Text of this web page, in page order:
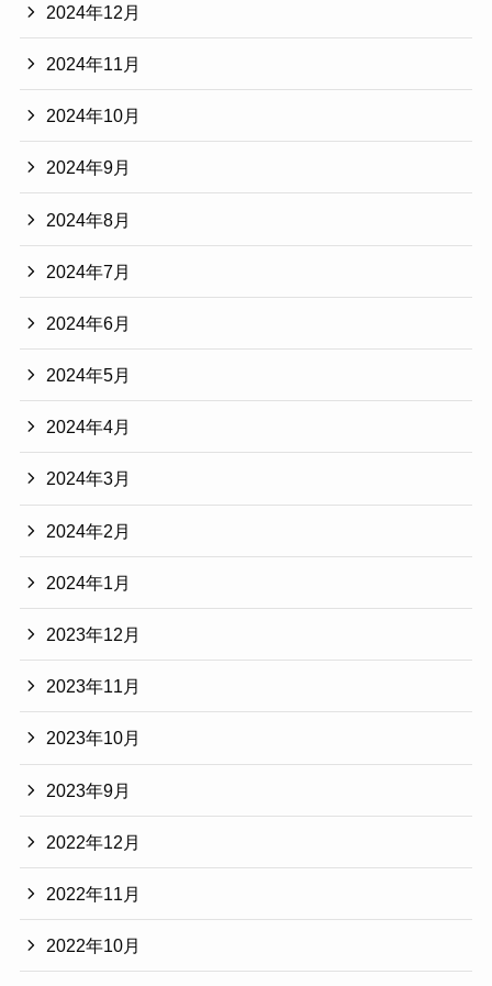
2024年12月
2024年11月
2024年10月
2024年9月
2024年8月
2024年7月
2024年6月
2024年5月
2024年4月
2024年3月
2024年2月
2024年1月
2023年12月
2023年11月
2023年10月
2023年9月
2022年12月
2022年11月
2022年10月